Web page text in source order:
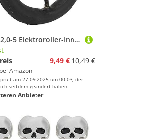
Springseile von Tbest
Tbest 8x2,0-5 Elektroroller-Innenschlauch 8 Zoll Pneumatischer Innenschlauch Explosionsgeschützter Roller-Innenreifenschlauch mit Gebogenem 45-Grad-Ventil für Elektroroller-Babywagen
9,49 € 10,49 €
Amazon
am 27.09.2025 um 00:03; der
seitdem geändert haben.
Anbieter